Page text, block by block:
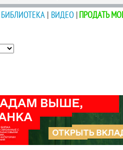
БИБЛИОТЕКА | ВИДЕО |ПРОДАТЬ